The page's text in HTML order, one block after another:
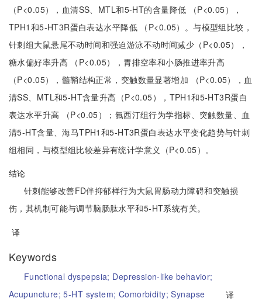
（P<0.05），血清SS、MTL和5-HT的含量降低 （P<0.05），
TPH1和5-HT3R蛋白表达水平降低 （P<0.05）。与模型组比较，
针刺组大鼠悬尾不动时间和强迫游泳不动时间减少（P<0.05），
糖水偏好率升高 （P<0.05），胃排空率和小肠推进率升高
（P<0.05），髓鞘结构正常，突触数量显著增加 （P<0.05），血
清SS、MTL和5-HT含量升高（P<0.05），TPH1和5-HT3R蛋白
表达水平升高 （P<0.05）；氟西汀组行为学指标、突触数量、血
清5-HT含量、海马TPH1和5-HT3R蛋白表达水平变化趋势与针刺
组相同，与模型组比较差异有统计学意义（P<0.05）。
结论
针刺能够改善FD伴抑郁样行为大鼠胃肠动力障碍和突触损
伤，其机制可能与调节脑肠肽水平和5-HT系统有关。
译
Keywords
Functional dyspepsia; Depression-like behavior;
Acupuncture;5-HT system; Comorbidity;Synapse 译